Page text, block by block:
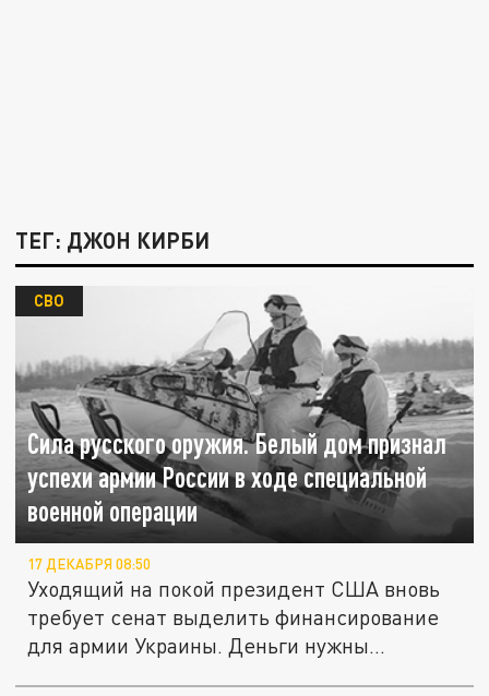
ТЕГ: ДЖОН КИРБИ
Сила русского оружия. Белый дом признал
успехи армии России в ходе специальной
военной операции
СВО
17 ДЕКАБРЯ 08:50
Уходящий на покой президент США вновь
требует сенат выделить финансирование
для армии Украины. Деньги нужны...